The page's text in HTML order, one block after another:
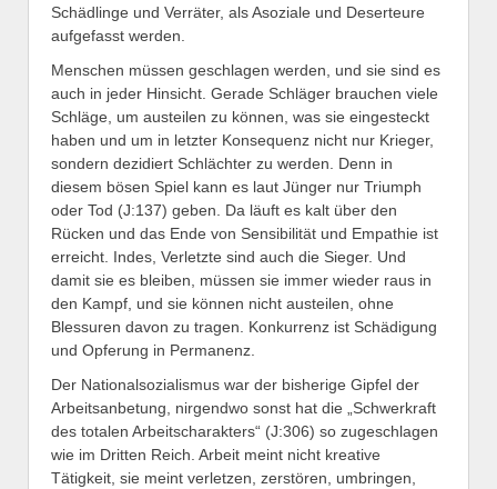
Schädlinge und Verräter, als Asoziale und Deserteure
aufgefasst werden.
Menschen müssen geschlagen werden, und sie sind es
auch in jeder Hinsicht. Gerade Schläger brauchen viele
Schläge, um austeilen zu können, was sie eingesteckt
haben und um in letzter Konsequenz nicht nur Krieger,
sondern dezidiert Schlächter zu werden. Denn in
diesem bösen Spiel kann es laut Jünger nur Triumph
oder Tod (J:137) geben. Da läuft es kalt über den
Rücken und das Ende von Sensibilität und Empathie ist
erreicht. Indes, Verletzte sind auch die Sieger. Und
damit sie es bleiben, müssen sie immer wieder raus in
den Kampf, und sie können nicht austeilen, ohne
Blessuren davon zu tragen. Konkurrenz ist Schädigung
und Opferung in Permanenz.
Der Nationalsozialismus war der bisherige Gipfel der
Arbeitsanbetung, nirgendwo sonst hat die „Schwerkraft
des totalen Arbeitscharakters“ (J:306) so zugeschlagen
wie im Dritten Reich. Arbeit meint nicht kreative
Tätigkeit, sie meint verletzen, zerstören, umbringen,